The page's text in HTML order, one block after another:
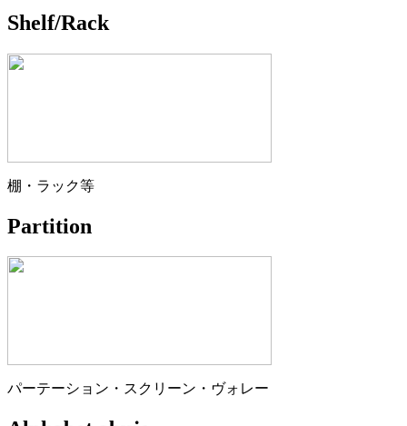
Shelf/Rack
棚・ラック等
Partition
パーテーション・スクリーン・ヴォレー